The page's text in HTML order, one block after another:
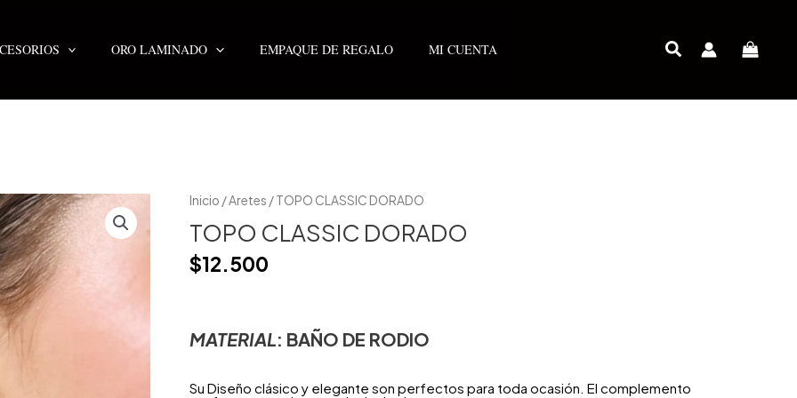
ORO LAMINADO EMPAQUE DE REGALO MI CUENTA
Inicio /Aretes / TOPO CLASSIC DORADO
TOPO CLASSIC DORADO
$12.500
MATERIAL: BAÑO DE RODIO
Su Diseño clásico y elegante son perfectos para toda ocasión. El complemento